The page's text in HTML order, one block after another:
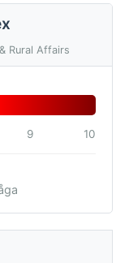
Rural Affairs
9 10